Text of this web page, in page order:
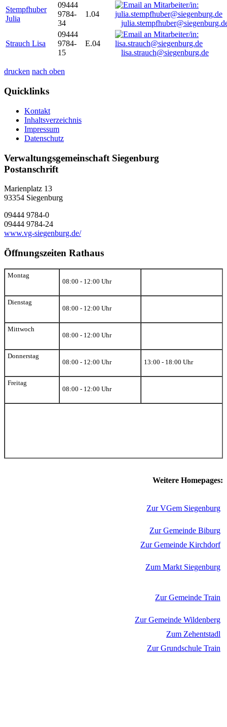
Stempfhuber
Julia
09444
9784-
34
1.04
Strauch Lisa
09444
9784-
15
E.04
lisa.strauch@siegenburg.de
drucken nach oben
Quicklinks
Kontakt
Inhaltsverzeichnis
Impressum
Datenschutz
Verwaltungsgemeinschaft Siegenburg
Postanschrift
Marienplatz 13
93354 Siegenburg
09444 9784-0
09444 9784-24
www.vg-siegenburg.de/
Öffnungszeiten Rathaus
Montag
08:00 - 12:00 Uhr
Dienstag
08:00 - 12:00 Uhr
Mittwoch
08:00 - 12:00 Uhr
Donnerstag
08:00 - 12:00 Uhr
13:00 - 18:00 Uhr
Freitag
08:00 - 12:00 Uhr
Weitere Homepages:
Zur VGem Siegenburg
Zur Gemeinde Biburg
Zur Gemeinde Kirchdorf
Zum Markt Siegenburg
Zur Gemeinde Train
Zur Gemeinde Wildenberg
Zum Zehentstadl
Zur Grundschule Train